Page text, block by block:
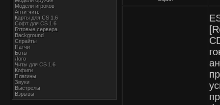
Модели игроков
Анти-читы
Карты для СS 1.6
Софт для CS 1.6
Готовые сервера
Background
Спрайты
Патчи
Боты
Лого
Читы для CS 1.6
Кофиги
Плагины
Звуки
Выстрелы
Взрывы